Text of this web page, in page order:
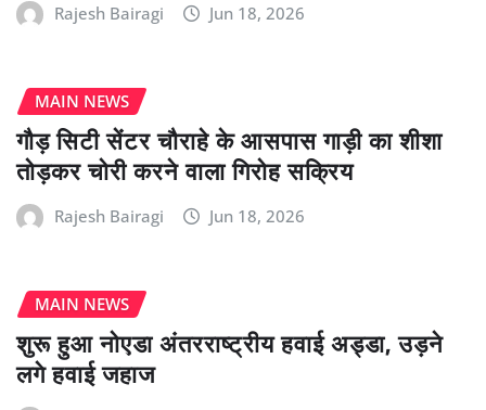
Rajesh Bairagi Jun 18, 2026
MAIN NEWS
गौड़ सिटी सेंटर चौराहे के आसपास गाड़ी का शीशा
तोड़कर चोरी करने वाला गिरोह सक्रिय
Rajesh Bairagi Jun 18, 2026
MAIN NEWS
शुरू हुआ नोएडा अंतरराष्ट्रीय हवाई अड्डा, उड़ने
लगे हवाई जहाज